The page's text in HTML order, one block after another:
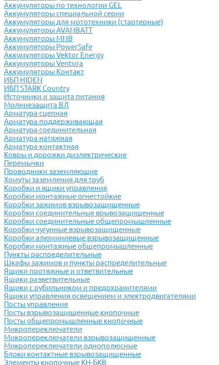
Аккумуляторы по технологии GEL
Аккумуляторы специальной серии
Аккумуляторы для мототехники (стартерные)
Аккумуляторы AVANBATT
Аккумуляторы MNB
Аккумуляторы PowerSafe
Аккумуляторы Vektor Energy
Аккумуляторы Ventura
Аккумуляторы Контакт
ИБП HIDEN
ИБП STARK Country
Источники и защита питания
Молниезащита ВЛ
Арматура сцепная
Арматура поддерживающая
Арматура соединительная
Арматура натяжная
Арматура контактная
Ковры и дорожки диэлектрические
Перемычки
Проводники заземляющие
Хомуты заземления для труб
Коробки и ящики управления
Коробки монтажные огнестойкие
Коробки зажимов взрывозащищенные
Коробки соединительные врывозащищенные
Коробки соединительные общепромышленные
Коробки чугунные взрывозащищенные
Коробки алюминиевые взрывозащищенные
Коробки монтажные общепромышленные
Пункты распределительные
Шкафы зажимов и пункты распределительные
Ящики протяжные и ответвительные
Ящики разветвительные
Ящики с рубильником и предохранителями
Ящики управления освещением и электродвигателями
Посты управления
Посты взрывозащищенные кнопочные
Посты общепромышленные кнопочные
Микропереключатели
Микропереключатели взрывозащищенные
Микропереключатели однополюсные
Блоки контактные взрывозащищенные
Элементы кнопочные КН-БКВ